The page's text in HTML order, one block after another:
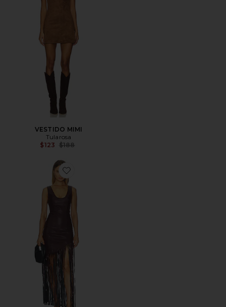
VESTIDO MIMI
Tularosa
$123 Previous price:
$188
Favorite VESTIDO ADRIA